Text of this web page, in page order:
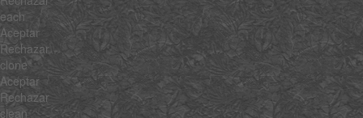
each
Aceptar
Rechazar
clone
Aceptar
Rechazar
clean